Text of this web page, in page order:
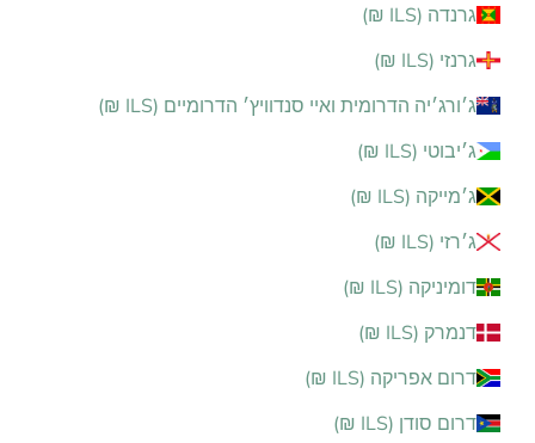
גרנדה (ILS ₪)
גרנזי (ILS ₪)
ג׳ורג׳יה הדרומית ואיי סנדוויץ׳ הדרומיים (ILS ₪)
ג׳יבוטי (ILS ₪)
ג׳מייקה (ILS ₪)
ג׳רזי (ILS ₪)
דומיניקה (ILS ₪)
דנמרק (ILS ₪)
דרום אפריקה (ILS ₪)
דרום סודן (ILS ₪)